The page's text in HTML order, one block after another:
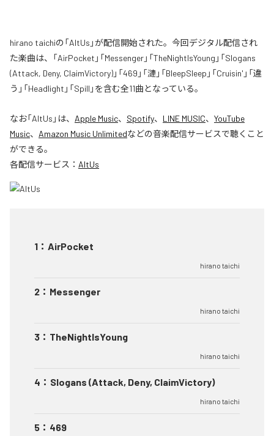
hirano taichiの「AltUs」が配信開始された。今回デジタル配信され
た楽曲は、「AirPocket」「Messenger」「TheNightIsYoung」「Slogans
(Attack, Deny, ClaimVictory)」「469」「漣」「BleepSleep」「Cruisin'」「違
う」「Headlight」「Spill」を含む全11曲となっている。
なお「AltUs 」は、 Apple Music、 Spotify、 LINE MUSIC、 YouTube
Music、 Amazon Music Unlimitedなどの音楽配信サービスで聴くこと
ができる。
各配信サービス： AltUs
1 ： AirPocket
hirano taichi
2 ： Messenger
hirano taichi
3 ： TheNightIsYoung
hirano taichi
4 ： Slogans (Attack, Deny, ClaimVictory)
hirano taichi
5 ： 469